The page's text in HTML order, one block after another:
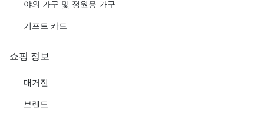
야외 가구 및 정원용 가구
기프트 카드
쇼핑 정보
매거진
브랜드